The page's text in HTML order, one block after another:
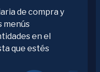
de compra y
menús
en el
que estés